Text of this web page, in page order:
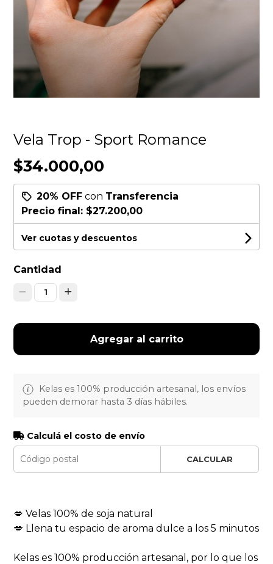
Vela Trop - Sport Romance
$34.000,00
20% OFF con Transferencia
Precio final: $27.200,00
Ver cuotas y descuentos
Cantidad
1
Agregar al carrito
Kelas es 100% producción artesanal, los envíos
pueden demorar hasta 3 días hábiles.
Calculá el costo de envío
CALCULAR
💋 Velas 100% de soja natural
💋 Llena tu espacio de aroma dulce a los 5 minutos
Kelas es 100% producción artesanal, por lo que los